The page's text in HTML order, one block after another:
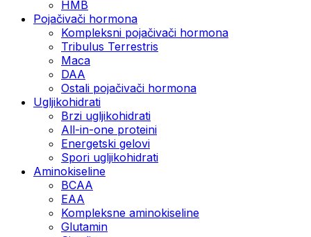
HMB
Pojačivači hormona
Kompleksni pojačivači hormona
Tribulus Terrestris
Maca
DAA
Ostali pojačivači hormona
Ugljikohidrati
Brzi ugljikohidrati
All-in-one proteini
Energetski gelovi
Spori ugljikohidrati
Aminokiseline
BCAA
EAA
Kompleksne aminokiseline
Glutamin